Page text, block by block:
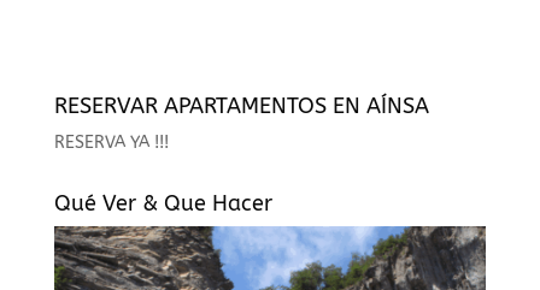
RESERVAR APARTAMENTOS EN AÍNSA
RESERVA YA !!!
Qué Ver & Que Hacer